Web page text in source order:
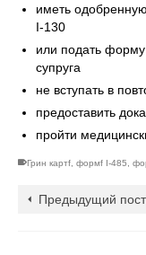
иметь
I-130
или подать
супруга
не вступать в
предоставить
пройти
Грин картf формf I-485
Предыдущий пост